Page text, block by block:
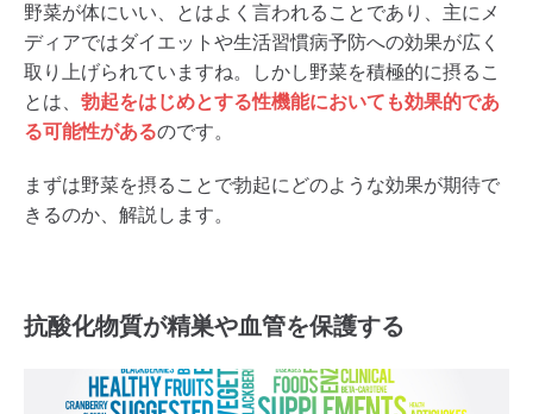
野菜が体にいい、とはよく言われることであり、主にメ
ディアではダイエットや生活習慣病予防への効果が広く
取り上げられていますね。しかし野菜を積極的に摂るこ
とは、 勃起をはじめとする性機能においても効果的であ
る可能性があるのです。
まずは野菜を摂ることで勃起にどのような効果が期待で
きるのか、解説します。
抗酸化物質が精巣や血管を保護する